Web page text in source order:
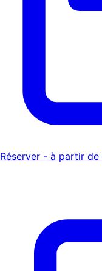
Réserver - à partir